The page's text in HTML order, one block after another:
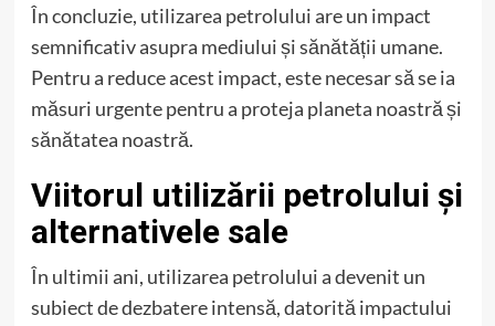
În concluzie, utilizarea petrolului are un impact
semnificativ asupra mediului și sănătății umane.
Pentru a reduce acest impact, este necesar să se ia
măsuri urgente pentru a proteja planeta noastră și
sănătatea noastră.
Viitorul utilizării petrolului și
alternativele sale
În ultimii ani, utilizarea petrolului a devenit un
subiect de dezbatere intensă, datorită impactului